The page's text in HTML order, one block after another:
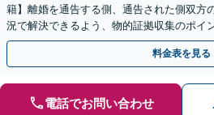
籍】離婚を通告する側、通告された側双方
況で解決できるよう、物的証拠収集のポイ
わかりやすくアドバイスします【休日・夜
料金表を見る
電話でお問い合わせ